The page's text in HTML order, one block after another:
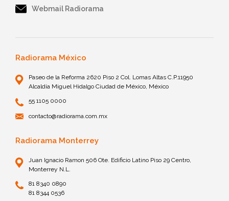
Webmail Radiorama
Radiorama México
Paseo de la Reforma 2620 Piso 2 Col. Lomas Altas C.P.11950
Alcaldía Miguel Hidalgo Ciudad de México, México
55 1105 0000
contacto@radiorama.com.mx
Radiorama Monterrey
Juan Ignacio Ramon 506 Ote. Edificio Latino Piso 29 Centro,
Monterrey N.L.
81 8340 0890
81 8344 0536